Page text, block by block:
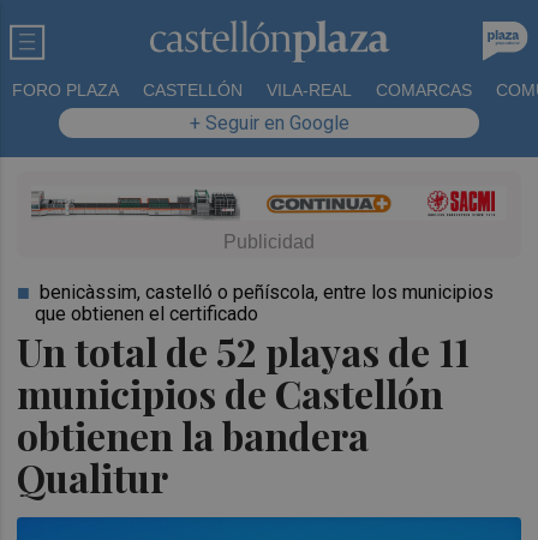
FORO PLAZA CASTELLÓN VILA-REAL COMARCAS
+ Seguir en Google
Un total de 52 playas de 11
municipios de Castellón
obtienen la bandera
Qualitur
benicàssim, castelló o peñíscola, entre los municipios
que obtienen el certificado